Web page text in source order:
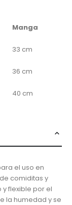
Manga
33 cm
36 cm
40 cm
el uso en
comiditas y
flexible por el
la humedad y se